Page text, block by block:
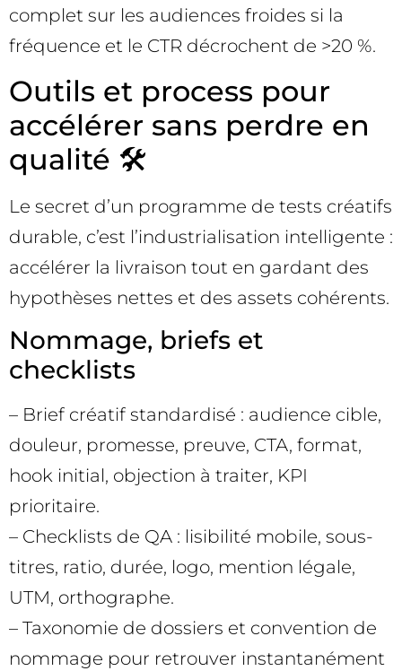
complet sur les audiences froides si la
fréquence et le CTR décrochent de >20 %.
Outils et process pour
accélérer sans perdre en
qualité 🛠️
Le secret d’un programme de tests créatifs
durable, c’est l’industrialisation intelligente :
accélérer la livraison tout en gardant des
hypothèses nettes et des assets cohérents.
Nommage, briefs et
checklists
– Brief créatif standardisé : audience cible,
douleur, promesse, preuve, CTA, format,
hook initial, objection à traiter, KPI
prioritaire.
– Checklists de QA : lisibilité mobile, sous-
titres, ratio, durée, logo, mention légale,
UTM, orthographe.
– Taxonomie de dossiers et convention de
nommage pour retrouver instantanément